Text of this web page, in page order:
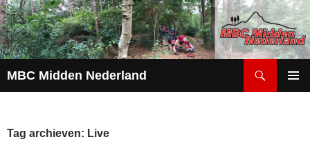
MBC Midden Nederland
INHOUD
Tag archieven: Live